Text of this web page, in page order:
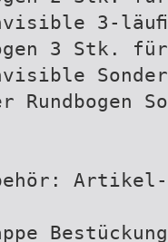
3-
3 Stk.
Rundbogen